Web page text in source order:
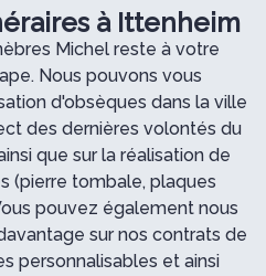
à Ittenheim
Michel reste à votre
Nous pouvons vous
d'obsèques dans la ville
des dernières volontés du
que sur la réalisation de
(pierre tombale, plaques
pouvez également nous
sur nos contrats de
personnalisables et ainsi